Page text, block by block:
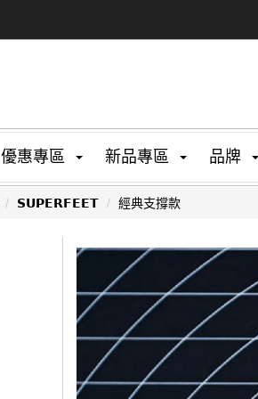
優惠專區 新品專區 品牌
𝗦𝗨𝗣𝗘𝗥𝗙𝗘𝗘𝗧 經典支撐款